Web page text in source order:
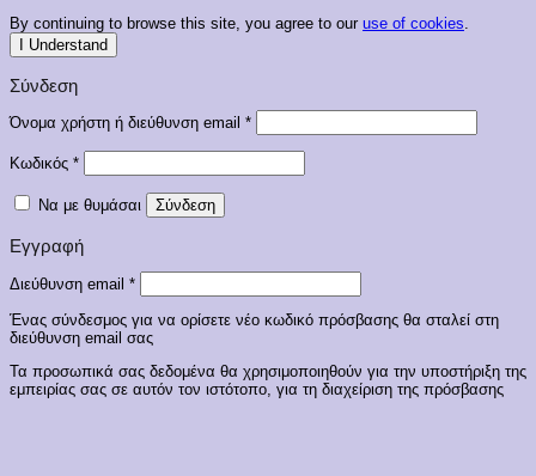
By continuing to browse this site, you agree to our use of cookies
I Understand
Σύνδεση
Όνομα χρήστη ή διεύθυνση email *Απαιτείται
Κωδικός *Απαιτείται
Να με θυμάσαι Σύνδεση
Εγγραφή
Διεύθυνση email *Απαιτείται
Ένας σύνδεσμος για να ορίσετε νέο κωδικό πρόσβασης θα σταλεί στη
διεύθυνση email σας
Τα προσωπικά σας δεδομένα θα χρησιμοποιηθούν για την υποστήριξη της
εμπειρίας σας σε αυτόν τον ιστότοπο, για τη διαχείριση της πρόσβασης